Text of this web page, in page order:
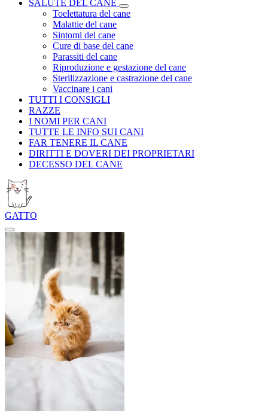
SALUTE DEL CANE
Toelettatura del cane
Malattie del cane
Sintomi del cane
Cure di base del cane
Parassiti del cane
Riproduzione e gestazione del cane
Sterilizzazione e castrazione del cane
Vaccinare i cani
TUTTI I CONSIGLI
RAZZE
I NOMI PER CANI
TUTTE LE INFO SUI CANI
FAR TENERE IL CANE
DIRITTI E DOVERI DEI PROPRIETARI
DECESSO DEL CANE
GATTO